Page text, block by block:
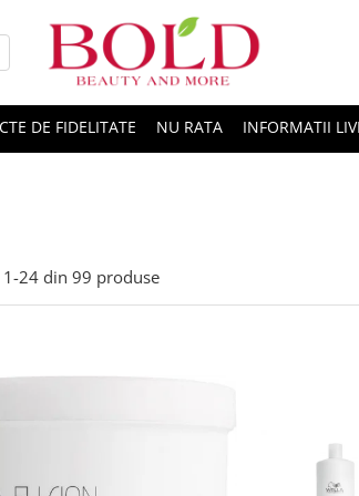
DE FIDELITATE NU RATA INFORMATII
1-24 din 99 produse